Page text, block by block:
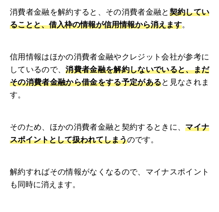
消費者金融を解約すると、その消費者金融と 契約してい
ることと、借入枠の情報が信用情報から消えます。
信用情報はほかの消費者金融やクレジット会社が参考に
しているので、消費者金融を解約しないでいると、まだ
その消費者金融から借金をする予定があると見なされま
す。
そのため、ほかの消費者金融と契約するときに、マイナ
スポイントとして扱われてしまうのです。
解約すればその情報がなくなるので、マイナスポイント
も同時に消えます。